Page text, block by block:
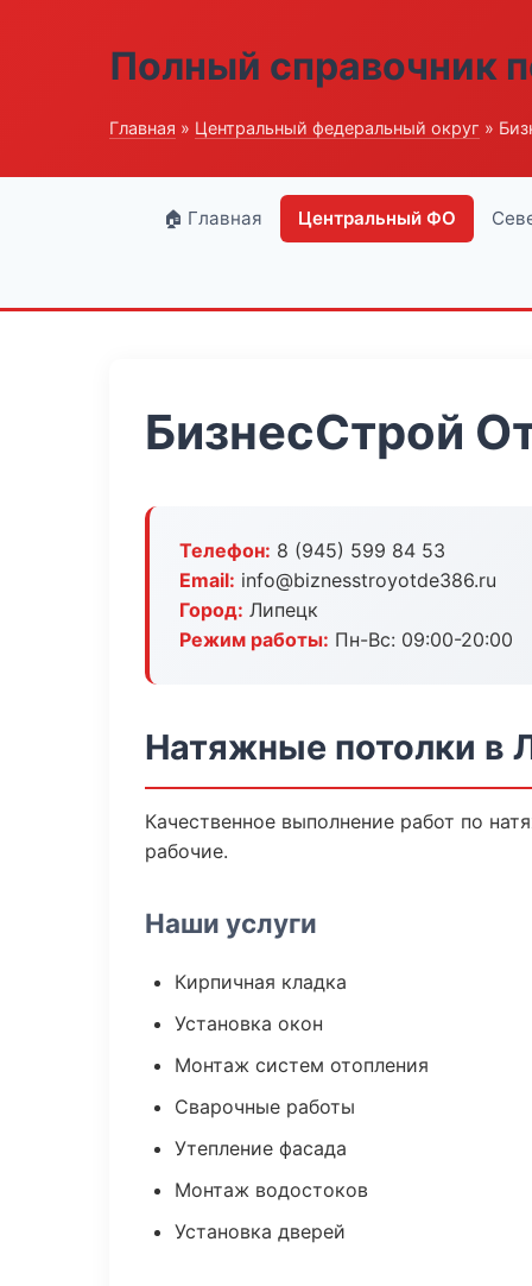
Полный справочник
Главная » Центральный федеральный округ »
🏠 Главная Центральный ФО
БизнесСтрой
Телефон: 8 (945) 599 84 53
Email: info@biznesstroyotde386.ru
Город: Липецк
Режим работы: Пн-Вс: 09:00-20:00
Натяжные потолки в
Качественное выполнение работ по
рабочие.
Наши услуги
Кирпичная кладка
Установка окон
Монтаж систем отопления
Сварочные работы
Утепление фасада
Монтаж водостоков
Установка дверей